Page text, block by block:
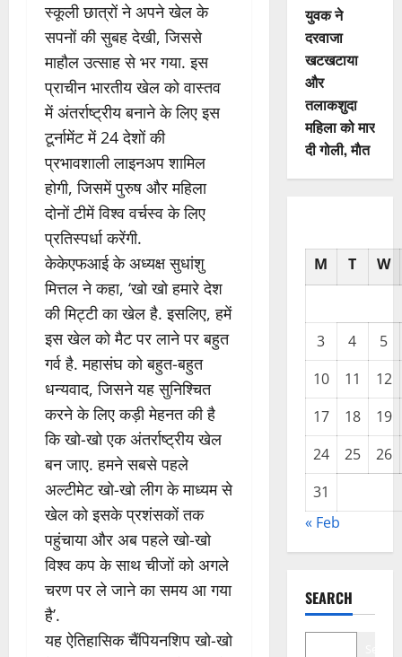
स्कूली छात्रों ने अपने खेल के
सपनों की सुबह देखी, जिससे
माहौल उत्साह से भर गया. इस
प्राचीन भारतीय खेल को वास्तव
में अंतर्राष्ट्रीय बनाने के लिए इस
टूर्नामेंट में 24 देशों की
प्रभावशाली लाइनअप शामिल
होगी, जिसमें पुरुष और महिला
दोनों टीमें विश्व वर्चस्व के लिए
प्रतिस्पर्धा करेंगी.
केकेएफआई के अध्यक्ष सुधांशु
मित्तल ने कहा, ‘खो खो हमारे देश
की मिट्टी का खेल है. इसलिए, हमें
इस खेल को मैट पर लाने पर बहुत
गर्व है. महासंघ को बहुत-बहुत
धन्यवाद, जिसने यह सुनिश्चित
करने के लिए कड़ी मेहनत की है
कि खो-खो एक अंतर्राष्ट्रीय खेल
बन जाए. हमने सबसे पहले
अल्टीमेट खो-खो लीग के माध्यम से
खेल को इसके प्रशंसकों तक
पहुंचाया और अब पहले खो-खो
विश्व कप के साथ चीजों को अगले
चरण पर ले जाने का समय आ गया
है’.
यह ऐतिहासिक चैंपियनशिप खो-खो
युवक ने
दरवाजा
खटखटाया
और
तलाकशुदा
महिला को मार
दी गोली, माैत
M T W
3 4
5
10
11
12
17
18
19
24
25
26
31
« Feb
SEARCH